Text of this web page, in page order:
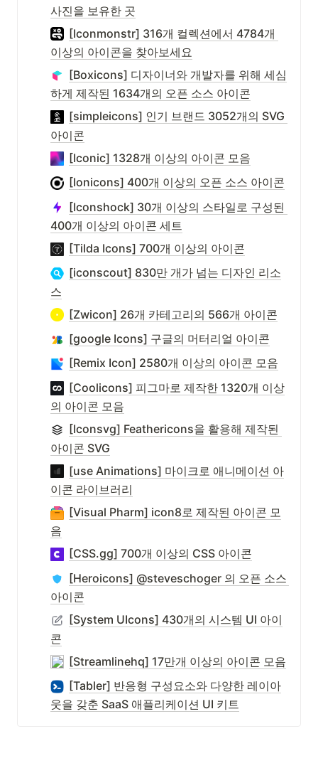
사진을 보유한 곳
[Iconmonstr] 316개 컬렉션에서 4784개
이상의 아이콘을 찾아보세요
[Boxicons] 디자이너와 개발자를 위해 세심
하게 제작된 1634개의 오픈 소스 아이콘
[simpleicons] 인기 브랜드 3052개의 SVG
아이콘
[Iconic] 1328개 이상의 아이콘 모음
[Ionicons] 400개 이상의 오픈 소스 아이콘
[Iconshock] 30개 이상의 스타일로 구성된
400개 이상의 아이콘 세트
[Tilda Icons] 700개 이상의 아이콘
[iconscout] 830만 개가 넘는 디자인 리소
스
[Zwicon] 26개 카테고리의 566개 아이콘
[google Icons] 구글의 머터리얼 아이콘
[Remix Icon] 2580개 이상의 아이콘 모음
[Coolicons] 피그마로 제작한 1320개 이상
의 아이콘 모음
[Iconsvg] Feathericons을 활용해 제작된
아이콘 SVG
[use Animations] 마이크로 애니메이션 아
이콘 라이브러리
[Visual Pharm] icon8로 제작된 아이콘 모
음
[CSS.gg] 700개 이상의 CSS 아이콘
[Heroicons] @steveschoger 의 오픈 소스
아이콘
[System UIcons] 430개의 시스템 UI 아이
콘
[Streamlinehq] 17만개 이상의 아이콘 모음
[Tabler] 반응형 구성요소와 다양한 레이아
웃을 갖춘 SaaS 애플리케이션 UI 키트